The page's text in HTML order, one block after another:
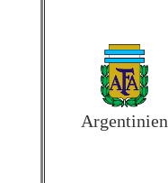
Argentinien